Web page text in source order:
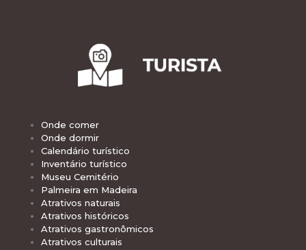
Onde comer
Onde dormir
Calendário turístico
Inventário turístico
Museu Cemitério
Palmeira em Madeira
Atrativos naturais
Atrativos históricos
Atrativos gastronômicos
Atrativos culturais